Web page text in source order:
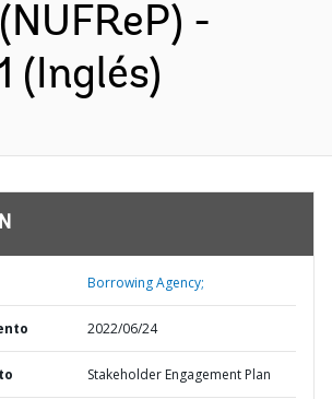
-
(Inglés)
Borrowing Agency;
2022/06/24
Stakeholder Engagement Plan